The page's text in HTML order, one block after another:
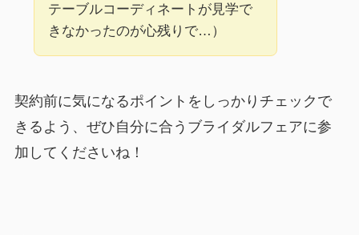
テーブルコーディネートが見学で
きなかったのが心残りで…）
契約前に気になるポイントをしっかりチェックで
きるよう、ぜひ自分に合うブライダルフェアに参
加してくださいね！